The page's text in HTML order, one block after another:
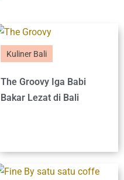
Kuliner Bali
The Groovy Iga Babi
Bakar Lezat di Bali